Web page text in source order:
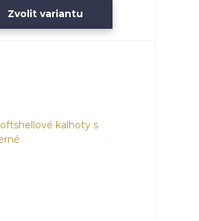
Zvolit variantu